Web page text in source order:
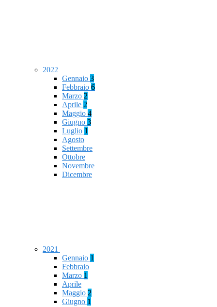
2022
Gennaio 3
Febbraio 6
Marzo 2
Aprile 2
Maggio 4
Giugno 3
Luglio 1
Agosto
Settembre
Ottobre
Novembre
Dicembre
2021
Gennaio 1
Febbraio
Marzo 1
Aprile
Maggio 2
Giugno 1